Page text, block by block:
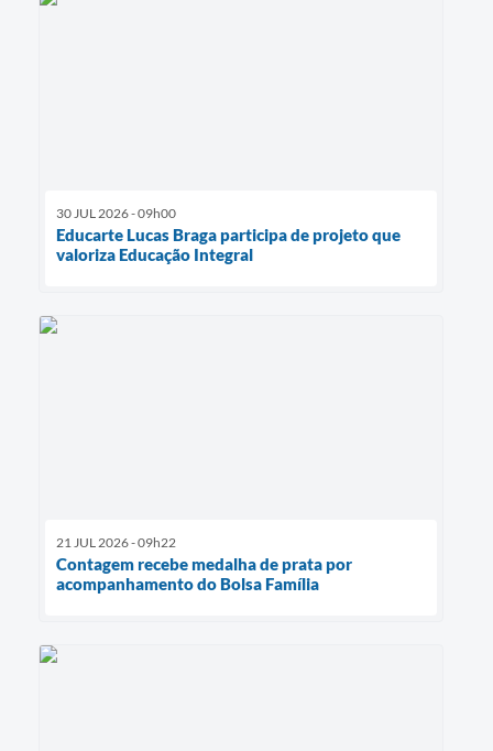
30 JUL 2026 - 09h00
Educarte Lucas Braga participa de projeto que
valoriza Educação Integral
21 JUL 2026 - 09h22
Contagem recebe medalha de prata por
acompanhamento do Bolsa Família